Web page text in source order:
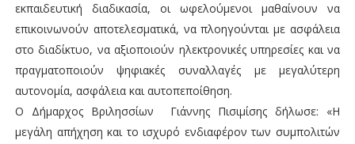
εκπαιδευτική διαδικασία, οι ωφελούμενοι μαθαίνουν να
επικοινωνούν αποτελεσματικά, να πλοηγούνται με ασφάλεια
στο διαδίκτυο, να αξιοποιούν ηλεκτρονικές υπηρεσίες και να
πραγματοποιούν ψηφιακές συναλλαγές με μεγαλύτερη
αυτονομία, ασφάλεια και αυτοπεποίθηση.
Ο Δήμαρχος Βριλησσίων Γιάννης Πισιμίσης δήλωσε: «Η
μεγάλη απήχηση και το ισχυρό ενδιαφέρον των συμπολιτών